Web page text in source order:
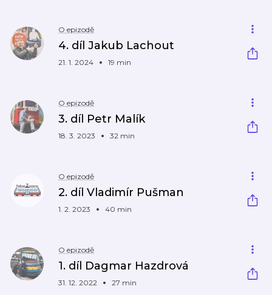
O epizodě
4. díl Jakub Lachout
21. 1. 2024 19 min
O epizodě
3. díl Petr Malík
18. 3. 2023 32 min
O epizodě
2. díl Vladimír Pušman
1. 2. 2023 40 min
O epizodě
1. díl Dagmar Hazdrová
31. 12. 2022 27 min